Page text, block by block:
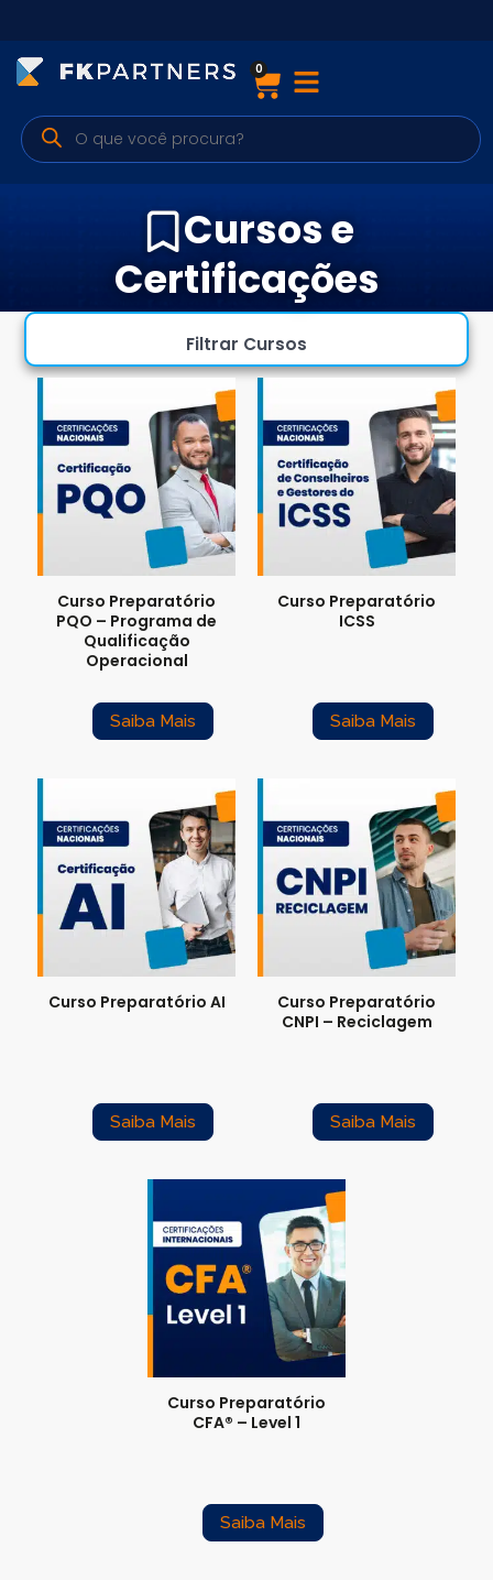
Cursos
Preparatórios Nacionais
Finanças & Edu. Continuada
Por atuação
Sobre nós
Para empresas
MINHA CONTA
0
Cursos e
Certificações
Filtrar Cursos
Curso Preparatório
PQO – Programa de
Qualificação
Operacional
Saiba Mais
Curso Preparatório
ICSS
Saiba Mais
Curso Preparatório AI
Saiba Mais
Curso Preparatório
CNPI – Reciclagem
Saiba Mais
Curso Preparatório
CFA® – Level 1
Saiba Mais